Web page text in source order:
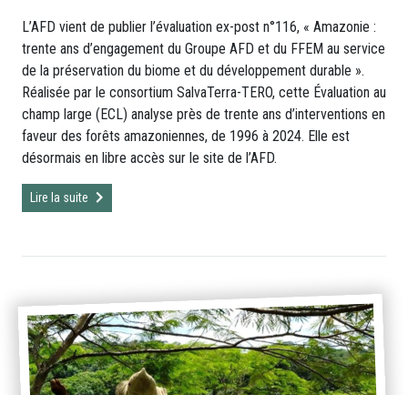
L’AFD vient de publier l’évaluation ex-post n°116, « Amazonie :
trente ans d’engagement du Groupe AFD et du FFEM au service
de la préservation du biome et du développement durable ».
Réalisée par le consortium SalvaTerra-TERO, cette Évaluation au
champ large (ECL) analyse près de trente ans d’interventions en
faveur des forêts amazoniennes, de 1996 à 2024. Elle est
désormais en libre accès sur le site de l’AFD.
Lire la suite